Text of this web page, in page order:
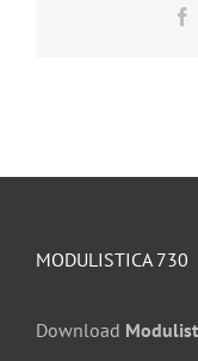
MODULISTICA 730
Download